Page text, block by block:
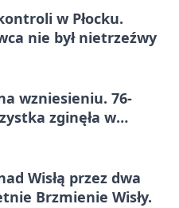
w Płocku.
nie był nietrzeźwy
wzniesieniu. 76-
zginęła w
Wisłą przez dwa
Brzmienie Wisły.